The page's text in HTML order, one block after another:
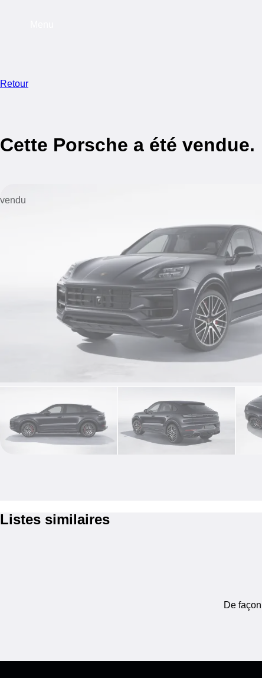
Retour
Cette Porsche a été vendue.
vendu
Listes similaires
De